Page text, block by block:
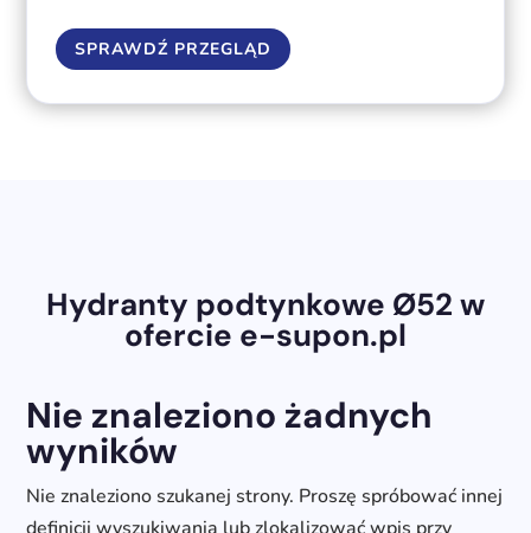
SPRAWDŹ PRZEGLĄD
Hydranty podtynkowe Ø52 w
ofercie e-supon.pl
Nie znaleziono żadnych
wyników
Nie znaleziono szukanej strony. Proszę spróbować innej